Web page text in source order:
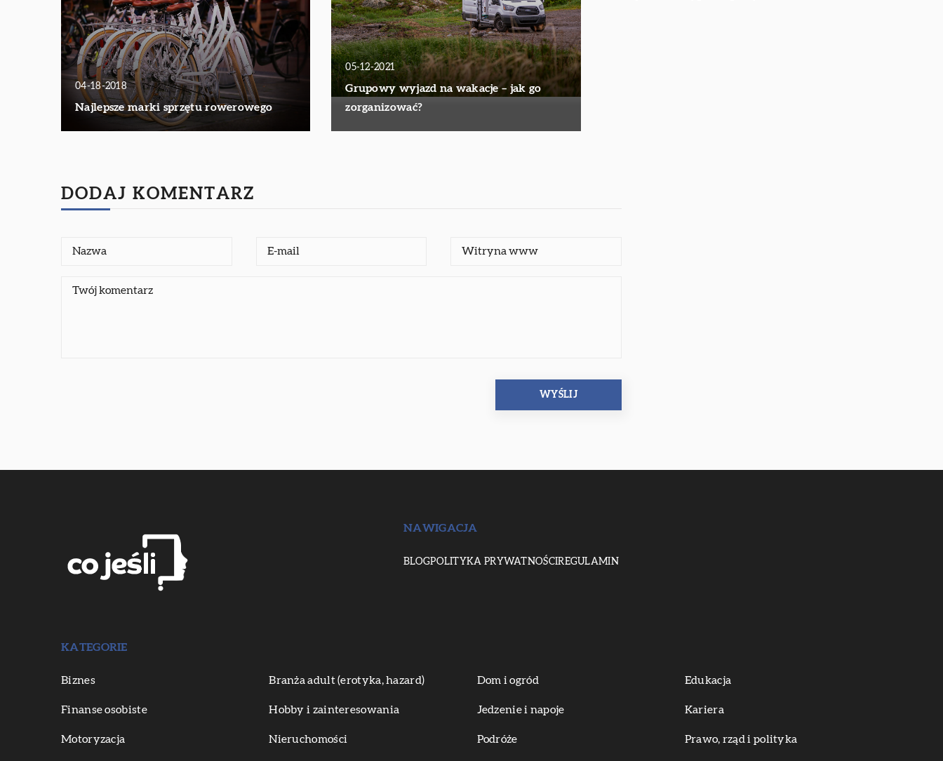
04-18-2018
Najlepsze marki sprzętu rowerowego
05-12-2021
Grupowy wyjazd na wakacje – jak go
zorganizować?
DODAJ KOMENTARZ
NAWIGACJA
BLOGPOLITYKA PRYWATNOŚCIREGULAMIN
KATEGORIE
Biznes Branża adult (erotyka, hazard) Dom i ogród Edukacja
Finanse osobiste Hobby i zainteresowania Jedzenie i napoje Kariera
Motoryzacja Nieruchomości Podróże Prawo, rząd i polityka